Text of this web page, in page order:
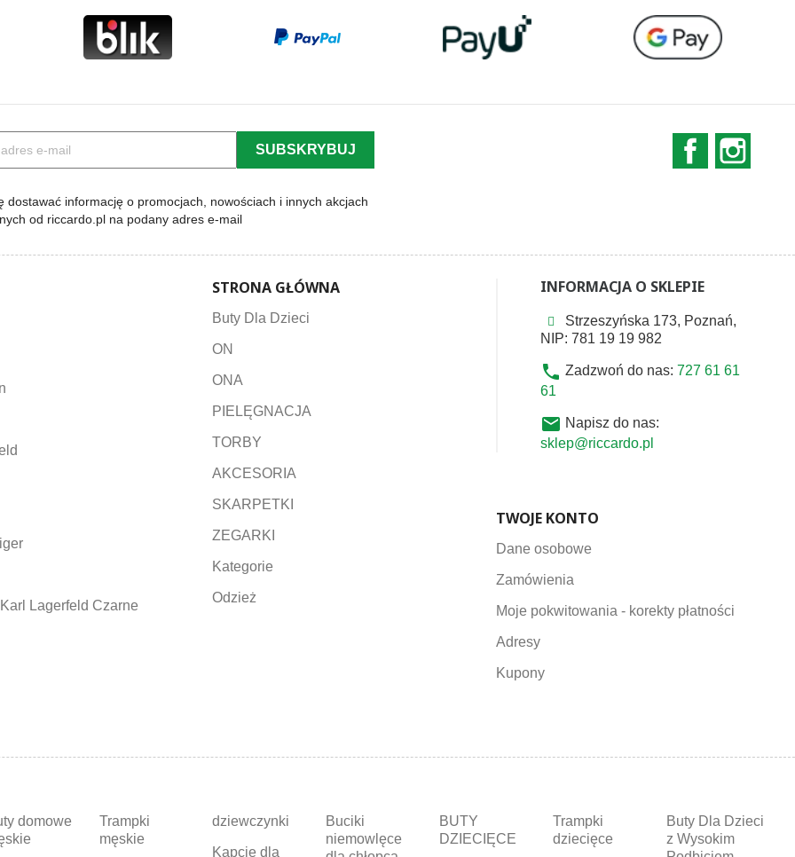
dostawać informację o promocjach, nowościach i innych akcjach
od riccardo.pl na podany adres e-mail
Facebook
Lagerfeld Czarne
STRONA GŁÓWNA
Buty Dla Dzieci
ON
ONA
PIELĘGNACJA
TORBY
AKCESORIA
SKARPETKI
ZEGARKI
Kategorie
Odzież
INFORMACJA O SKLEPIE
Strzeszyńska 173, Poznań,
NIP: 781 19 19 982
phone Zadzwoń do nas: 727 61 61
61
email Napisz do nas:
sklep@riccardo.pl
TWOJE KONTO
Dane osobowe
Zamówienia
Moje pokwitowania - korekty płatności
Adresy
Kupony
domowe
Trampki
męskie
dziewczynki
Kapcie dla
Buciki
niemowlęce
BUTY
DZIECIĘCE
Trampki
dziecięce
Buty Dla Dzieci
z Wysokim